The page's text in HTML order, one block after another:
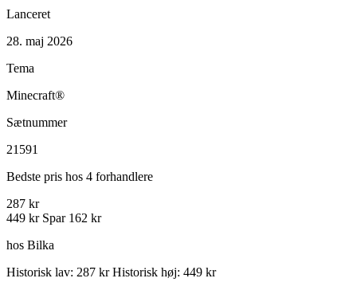
Lanceret
28. maj 2026
Tema
Minecraft®
Sætnummer
21591
Bedste pris hos 4 forhandlere
287 kr
449 kr Spar 162 kr
hos Bilka
Historisk lav: 287 kr Historisk høj: 449 kr